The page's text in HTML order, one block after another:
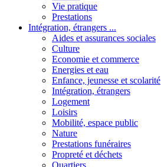
Vie pratique
Prestations
Intégration, étrangers ...
Aides et assurances sociales
Culture
Economie et commerce
Energies et eau
Enfance, jeunesse et scolarité
Intégration, étrangers
Logement
Loisirs
Mobilité, espace public
Nature
Prestations funéraires
Propreté et déchets
Quartiers